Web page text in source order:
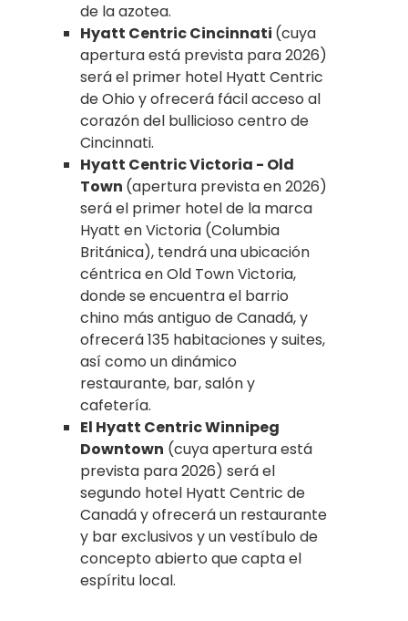
de la azotea.
Hyatt Centric Cincinnati (cuya
apertura está prevista para 2026)
será el primer hotel Hyatt Centric
de Ohio y ofrecerá fácil acceso al
corazón del bullicioso centro de
Cincinnati.
Hyatt Centric Victoria - Old
Town (apertura prevista en 2026)
será el primer hotel de la marca
Hyatt en Victoria (Columbia
Británica), tendrá una ubicación
céntrica en Old Town Victoria,
donde se encuentra el barrio
chino más antiguo de Canadá, y
ofrecerá 135 habitaciones y suites,
así como un dinámico
restaurante, bar, salón y
cafetería.
El Hyatt Centric Winnipeg
Downtown (cuya apertura está
prevista para 2026) será el
segundo hotel Hyatt Centric de
Canadá y ofrecerá un restaurante
y bar exclusivos y un vestíbulo de
concepto abierto que capta el
espíritu local.